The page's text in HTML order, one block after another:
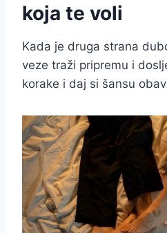
koja te voli
Kada je druga strana
veze traži pripremu i
korake i daj si šansu